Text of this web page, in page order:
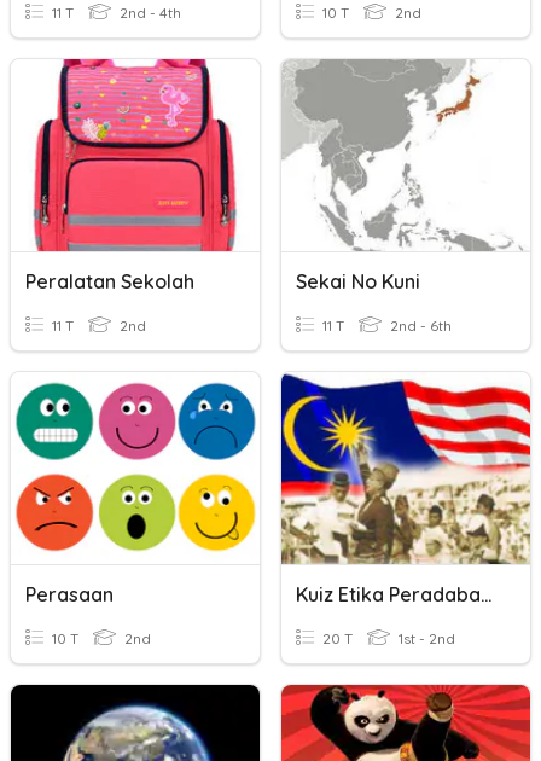
11 T 2nd - 4th 10 T 2nd
Peralatan Sekolah
11 T 2nd
Sekai No Kuni
11 T 2nd - 6th
Perasaan
10 T 2nd
Kuiz Etika Peradaban Akhir 2
20 T 1st - 2nd